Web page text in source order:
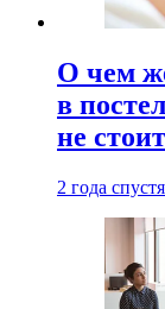
О чем
в
не стоит
2 года спустя